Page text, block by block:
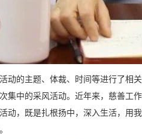
动的主题、体裁、时间等进行了相
集中的采风活动。近年来，慈善
动，既是扎根扬中，深入生活，